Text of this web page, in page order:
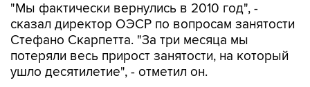
"Мы фактически вернулись в 2010 год", -
сказал директор ОЭСР по вопросам занятости
Стефано Скарпетта. "За три месяца мы
потеряли весь прирост занятости, на который
ушло десятилетие", - отметил он.